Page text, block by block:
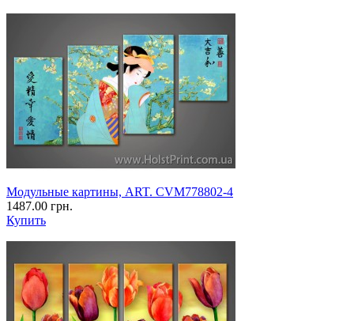
Модульные картины, ART. CVM778802-4
1487.00 грн.
Купить